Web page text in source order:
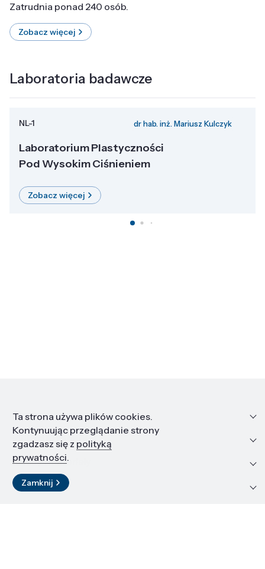
Zatrudnia ponad 240 osób.
Zobacz więcej
Laboratoria badawcze
NL-1 dr hab. inż. Mariusz Kulczyk
Laboratorium Plastyczności
Pod Wysokim Ciśnieniem
Zobacz więcej
Informacje
Edukacja i kariera
Zasoby i materiały
Kontakt
Ta strona używa plików cookies.
Kontynuując przeglądanie strony
zgadzasz się z polityką
prywatności.
Zamknij